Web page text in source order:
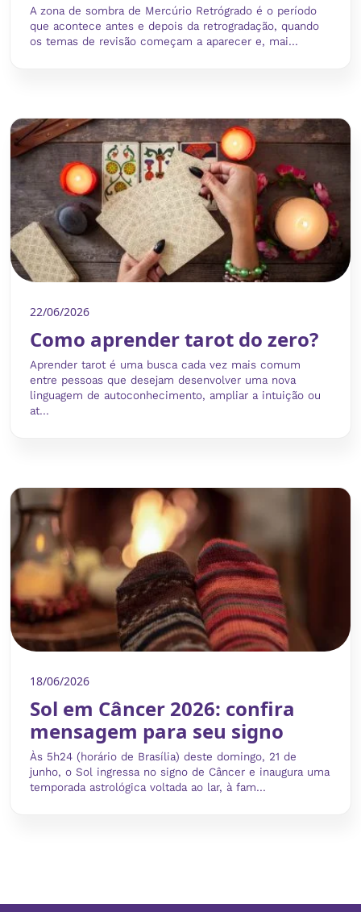
A zona de sombra de Mercúrio Retrógrado é o período
que acontece antes e depois da retrogradação, quando
os temas de revisão começam a aparecer e, mai...
22/06/2026
Como aprender tarot do zero?
Aprender tarot é uma busca cada vez mais comum
entre pessoas que desejam desenvolver uma nova
linguagem de autoconhecimento, ampliar a intuição ou
at...
18/06/2026
Sol em Câncer 2026: confira
mensagem para seu signo
Às 5h24 (horário de Brasília) deste domingo, 21 de
junho, o Sol ingressa no signo de Câncer e inaugura uma
temporada astrológica voltada ao lar, à fam...